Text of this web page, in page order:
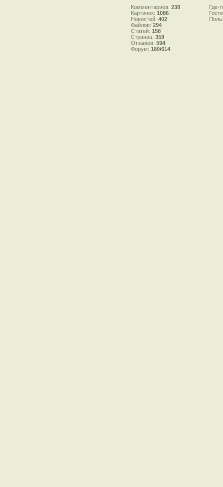
Комментариев: 238
Картинок: 1086
Новостей: 402
Файлов: 294
Статей: 158
Страниц: 359
Отзывов: 594
Форум: 180/614
Где-